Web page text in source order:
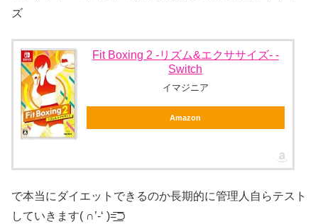
ズ
Fit Boxing 2 -リズム&エクササイズ- -
Switch
イマジニア
Amazon
で本当にダイエットできるのか長期的に管理人自らテスト
していきます( ∩’-‘ )=͟͟͞͞⊃